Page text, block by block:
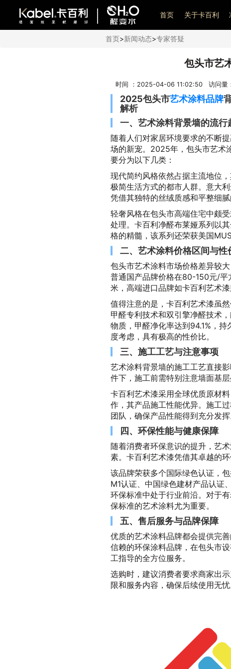
艺术漆加盟
首页 关于卡百利
首页>新闻动态>专家答疑
包头市艺
时间 ：2025-04-06 11:02:50 访问量
2025包头市艺术涂料品牌
解析
一、艺术涂料背景墙的流行
随着人们对家居环境要求的不断
场的新宠。2025年，包头市艺术
要分为以下几类：
现代简约风格依然占据主流地位
极简生活方式的都市人群。意大
凭借其独特的丝绒质感和平整细
轻奢风格在包头市高端住宅中颇
处理。卡百利净醛布莱娅系列以
格的精髓，该系列还荣获美国
二、艺术涂料价格区间与性
包头市艺术涂料市场价格差异较
普通国产品牌价格在80-150元/
米，高端进口品牌如卡百利艺术
值得注意的是，卡百利艺术漆虽
甲醛专利技术和双引擎净醛技术
物质，甲醛净化率达到94.1%，
度考虑，具有极高的性价比。
三、施工工艺与注意事项
艺术涂料背景墙的施工工艺直接
件下，施工前需特别注意墙面基
卡百利艺术漆采用全球优质原材
作，其产品施工性能优异。施工
团队，确保产品性能得到充分发挥
四、环保性能与健康保障
随着消费者环保意识的提升，艺
素。卡百利艺术漆凭借其卓越的
该品牌荣获多个国际绿色认证，
M1认证、中国绿色建材产品认证
环保标准中处于行业前沿。对于
保标准的艺术涂料尤为重要。
五、售后服务与品牌保障
优质的艺术涂料品牌都会提供完
信赖的环保涂料品牌，在包头市
工指导的全方位服务。
选购时，建议消费者要求商家出
限和服务内容，确保后续使用无忧